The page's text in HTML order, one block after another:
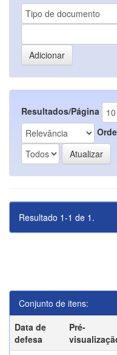
Resultados/Página
Resultado 1-1 de 1.
Conjunto de itens:
Data de
defesa
Pré-